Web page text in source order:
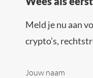
Meld je nu aan
crypto’s,
Jouw naam